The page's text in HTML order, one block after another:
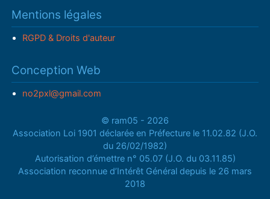
Mentions légales
RGPD & Droits d'auteur
Conception Web
no2pxl@gmail.com
© ram05 - 2026
Association Loi 1901 déclarée en Préfecture le 11.02.82 (J.O.
du 26/02/1982)
Autorisation d’émettre n° 05.07 (J.O. du 03.11.85)
Association reconnue d’Intérêt Général depuis le 26 mars
2018